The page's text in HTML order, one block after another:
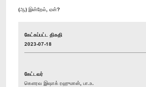
(ஆ) இன்றேல், ஏன்?
கேட்கப்பட்ட திகதி
2023-07-18
கேட்டவர்
கௌரவ இஷாக் ரஹுமான், பா.உ.